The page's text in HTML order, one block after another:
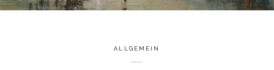
ALLGEMEIN